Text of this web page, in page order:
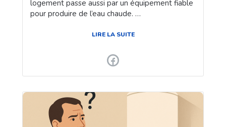
logement passe aussi par un équipement fiable
pour produire de l’eau chaude. …
LIRE LA SUITE